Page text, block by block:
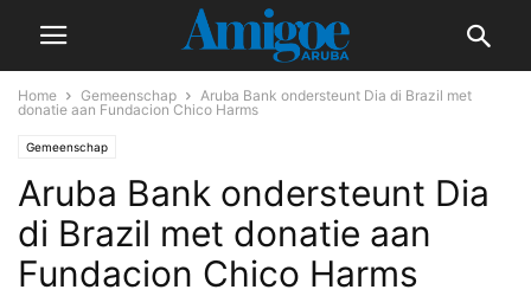
Home Gemeenschap
Aruba Bank ondersteunt Dia di Brazil met
donatie aan Fundacion Chico Harms
Gemeenschap
Aruba Bank ondersteunt Dia
di Brazil met donatie aan
Fundacion Chico Harms